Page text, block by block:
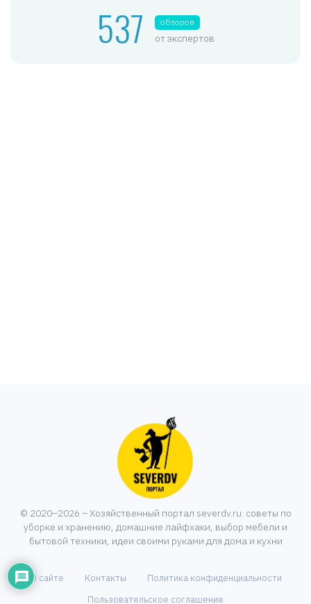
537 обзоров
от экспертов
© 2020–2026 – Хозяйственный портал severdv.ru: советы по
уборке и хранению, домашние лайфхаки, выбор мебели и
бытовой техники, идеи своими руками для дома и кухни
О сайте Контакты
Политика конфиденциальности
Пользовательское соглашение